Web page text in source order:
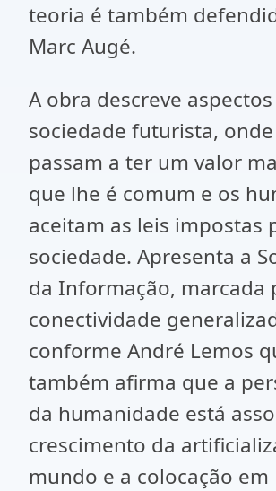
teoria é também
Marc Augé.
A obra descreve
sociedade futurista,
passam a ter um valor
que lhe é comum e os
aceitam as leis impostas
sociedade. Apresenta a
da Informação, marcada
conectividade
conforme André Lemos
também afirma que a
da humanidade está
crescimento da
mundo e a colocação em